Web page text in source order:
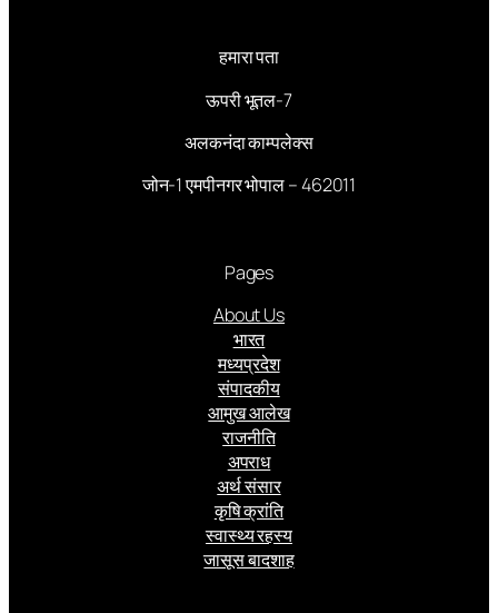
हमारा पता
ऊपरी भूतल-7
अलकनंदा काम्पलेक्स
जोन-1 एमपीनगर भोपाल – 462011
Pages
About Us
भारत
मध्यप्रदेश
संपादकीय
आमुख आलेख
राजनीति
अपराध
अर्थ संसार
कृषि क्रांति
स्वास्थ्य रहस्य
जासूस बादशाह